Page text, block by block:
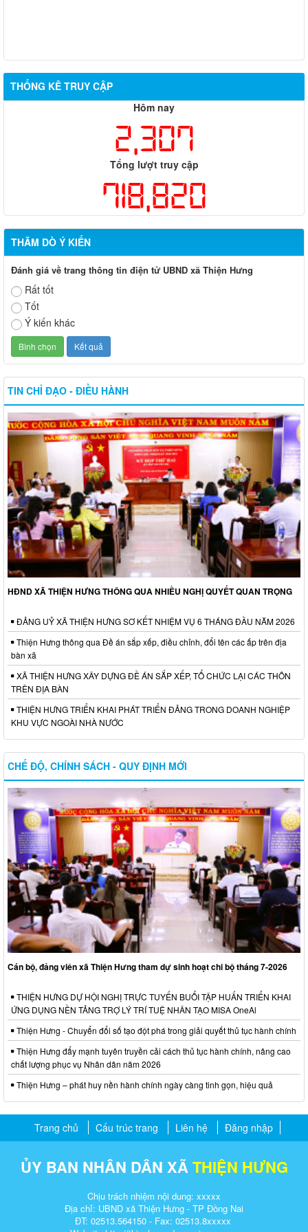
THỐNG KÊ TRUY CẬP
Hôm nay
2,307
Tổng lượt truy cập
718,820
THĂM DÒ Ý KIẾN
Đánh giá về trang thông tin điện tử UBND xã Thiện Hưng
Rất tốt
Tốt
Ý kiến khác
TIN CHỈ ĐẠO - ĐIỀU HÀNH
HĐND XÃ THIỆN HƯNG THÔNG QUA NHIỀU NGHỊ QUYẾT QUAN TRỌNG
ĐẢNG UỶ XÃ THIỆN HƯNG SƠ KẾT NHIỆM VỤ 6 THÁNG ĐẦU NĂM 2026
Thiện Hưng thông qua Đề án sắp xếp, điều chỉnh, đổi tên các ấp trên địa
bàn xã
XÃ THIỆN HƯNG XÂY DỰNG ĐỀ ÁN SẮP XẾP, TỔ CHỨC LẠI CÁC THÔN
TRÊN ĐỊA BÀN
THIỆN HƯNG TRIỂN KHAI PHÁT TRIỂN ĐẢNG TRONG DOANH NGHIỆP
KHU VỰC NGOÀI NHÀ NƯỚC
CHẾ ĐỘ, CHÍNH SÁCH - QUY ĐỊNH MỚI
Cán bộ, đảng viên xã Thiện Hưng tham dự sinh hoạt chi bộ tháng 7-2026
THIỆN HƯNG DỰ HỘI NGHỊ TRỰC TUYẾN BUỔI TẬP HUẤN TRIỂN KHAI
ỨNG DỤNG NỀN TẢNG TRỢ LÝ TRÍ TUỆ NHÂN TẠO MISA OneAl
Thiện Hưng - Chuyển đổi số tạo đột phá trong giải quyết thủ tục hành chính
Thiện Hưng đẩy mạnh tuyên truyền cải cách thủ tục hành chính, nâng cao
chất lượng phục vụ Nhân dân năm 2026
Thiện Hưng – phát huy nền hành chính ngày càng tinh gọn, hiệu quả
Trang chủ Cấu trúc trang Liên hệ Đăng nhập
ỦY BAN NHÂN DÂN XÃTHIỆN HƯNG
Chịu trách nhiệm nội dung: xxxxx
Địa chỉ: UBND xã Thiện Hưng - TP Đồng Nai
ĐT: 02513.564150 - Fax: 02513.8xxxxx